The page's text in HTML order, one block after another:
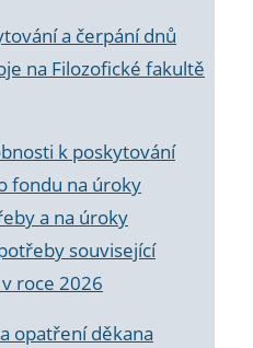
a čerpání dnů
na Filozofické fakultě
k poskytování
fondu na úroky
a na úroky
související
roce 2026
opatření děkana